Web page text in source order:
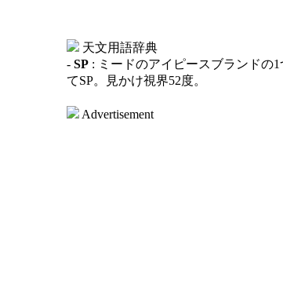
天文用語辞典
- SP : ミードのアイピースブランドの
てSP。見かけ視界52度。
Advertisement